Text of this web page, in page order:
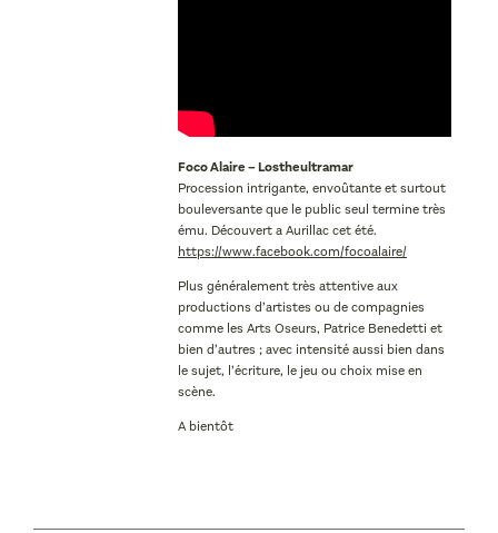
Foco Alaire – Lostheultramar
Procession intrigante, envoûtante et surtout
bouleversante que le public seul termine très
ému. Découvert a Aurillac cet été.
https://www.facebook.com/focoalaire/
Plus généralement très attentive aux
productions d’artistes ou de compagnies
comme les Arts Oseurs, Patrice Benedetti et
bien d’autres ; avec intensité aussi bien dans
le sujet, l’écriture, le jeu ou choix mise en
scène.
A bientôt